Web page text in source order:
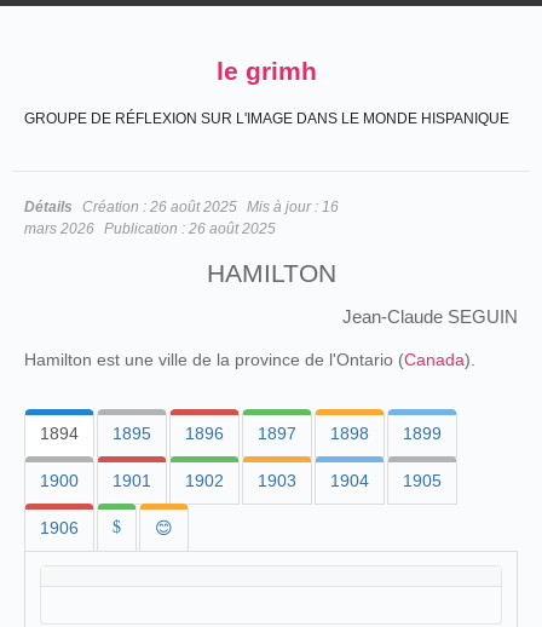
le grimh
GROUPE DE RÉFLEXION SUR L'IMAGE DANS LE MONDE HISPANIQUE
Détails Création : 26 août 2025 Mis à jour : 16
mars 2026 Publication : 26 août 2025
HAMILTON
Jean-Claude SEGUIN
Hamilton est une ville de la province de l'Ontario (Canada).
1894 1895 1896 1897 1898 1899
1900 1901 1902 1903 1904 1905
1906 $ 😊